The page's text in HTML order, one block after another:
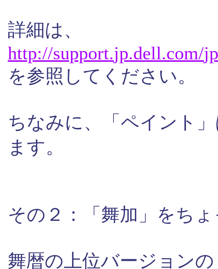
詳細は、
http://support.jp.dell.com/
を参照してください。
ちなみに、「ペイント
ます。
その２：「舞加」をち
舞暦の上位バージョン